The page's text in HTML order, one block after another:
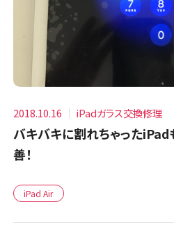
2018.10.16 iPadガラス交換修理
バキバキに割れちゃった
善！
iPad Air